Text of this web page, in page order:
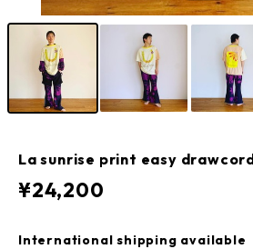
La sunrise print easy
¥24,200
International shipping available